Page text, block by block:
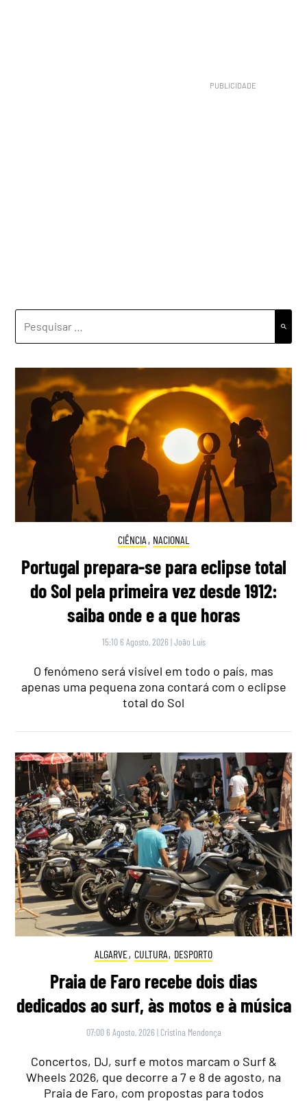
POR:
CIÊNCIA , NACIONAL
Portugal prepara-se para eclipse total
do Sol pela primeira vez desde 1912:
saiba onde e a que horas
15:10 6 Agosto, 2026 |João Luís
O fenómeno será visível em todo o país, mas
apenas uma pequena zona contará com o eclipse
total do Sol
ALGARVE, CULTURA, DESPORTO
Praia de Faro recebe dois dias
dedicados ao surf, às motos e à música
07:00 6 Agosto, 2026 | Cristina Mendonça
Concertos, DJ, surf e motos marcam o Surf &
Wheels 2026, que decorre a 7 e 8 de agosto, na
Praia de Faro, com propostas para todos